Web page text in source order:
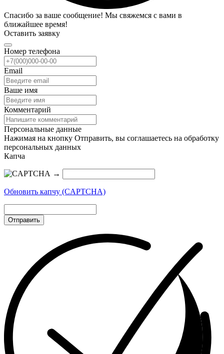
Спасибо за ваше сообщение! Мы свяжемся с вами в
ближайшее время!
Оставить заявку
Номер телефона
Email
Ваше имя
Комментарий
Персональные данные
Нажимая на кнопку Отправить, вы соглашаетесь на обработку
персональных данных
Капча
→
Обновить капчу (CAPTCHA)
Отправить